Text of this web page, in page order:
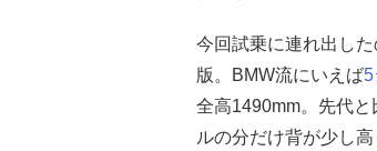
今回試乗に連れ出した
版。BMW流にいえば5
全高1490mm。先代
ルの分だけ背が少し